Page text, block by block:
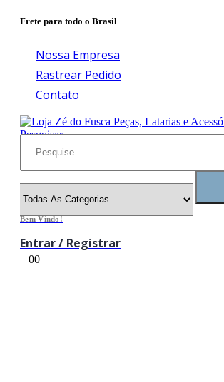
Frete para todo o Brasil
Nossa Empresa
Rastrear Pedido
Contato
Pesquisar
Bem Vindo!
Entrar / Registrar
00